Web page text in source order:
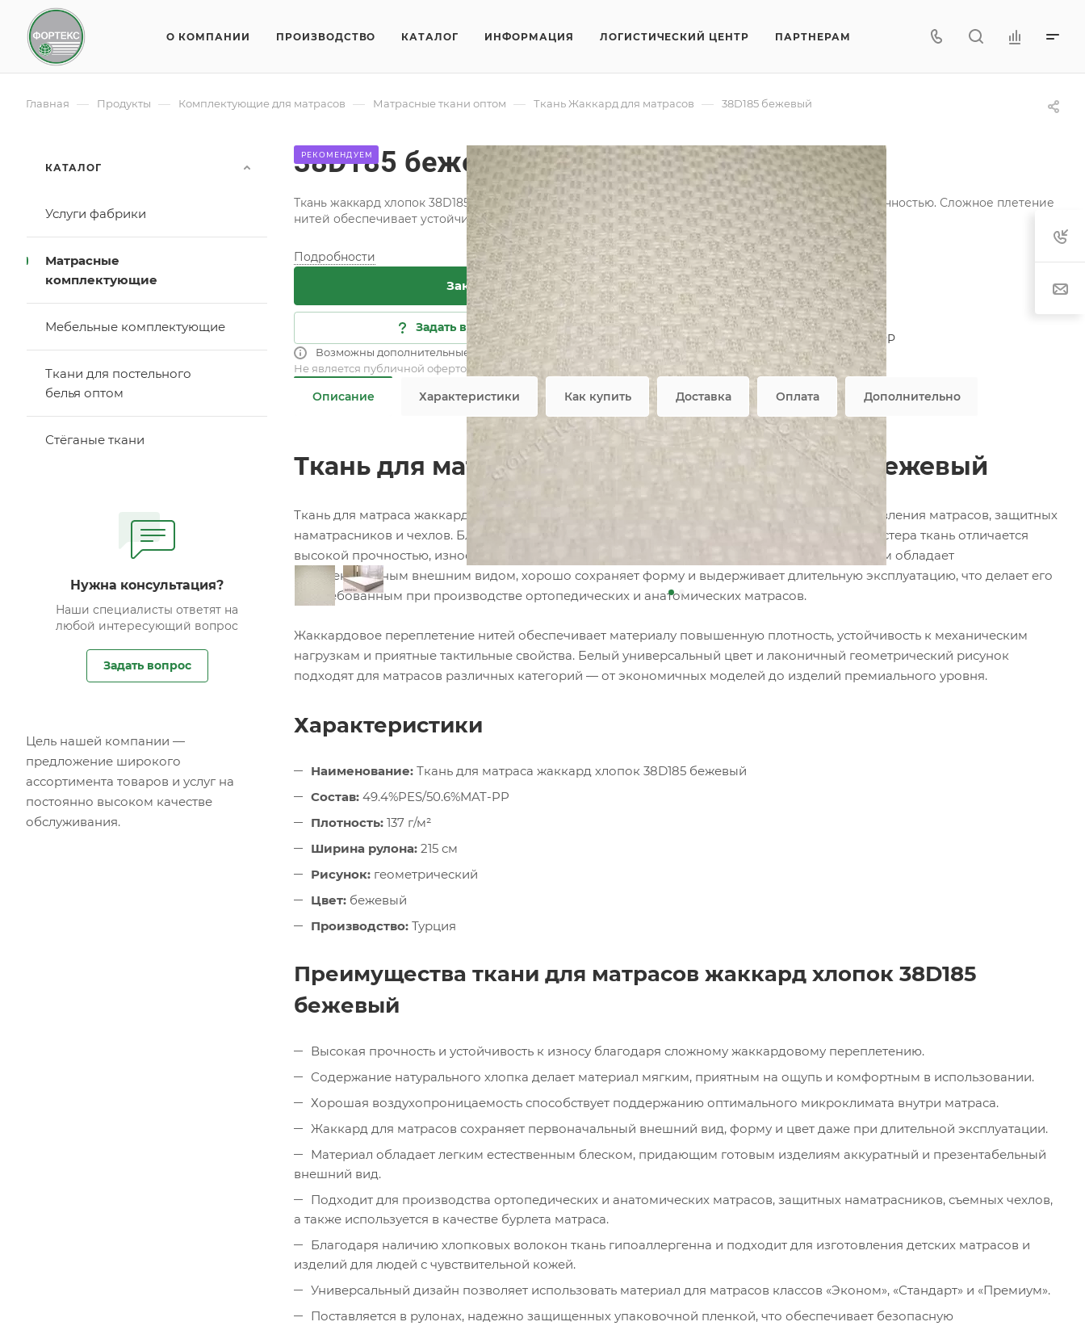
О КОМПАНИИ ПРОИЗВОДСТВО КАТАЛОГ ИНФОРМАЦИЯ ЛОГИСТИЧЕСКИЙ ЦЕНТР ПАРТНЕРАМ
Главная — Продукты — Комплектующие для матрасов — Матрасные ткани оптом — Ткань Жаккард для матрасов — 38D185 бежевый
РЕКОМЕНДУЕМ
38D185 бежевый
Ткань жаккард хлопок 38D185 бежевый отличается оригинальностью фактуры узора и особой прочностью. Сложное плетение
нитей обеспечивает устойчивость материала жаккард хлопок к деформации и износу.
Подробности
Заказать
Задать вопрос
Возможны дополнительные опции
Не является публичной офертой
Характеристики
Категория— Жаккард хлопок
Коллекция— Геометрия
Состав—
49.4%PES/50.6%MAT-PP
Все характеристики
Описание Характеристики Как купить Доставка Оплата Дополнительно
Ткань для матраса жаккард хлопок 38D185 бежевый
Ткань для матраса жаккард хлопок 38D185 бежевый оптом — качественная ткань для изготовления матрасов, защитных
наматрасников и чехлов. Благодаря оптимальному сочетанию натурального хлопка и полиэстера ткань отличается
высокой прочностью, износостойкостью и комфортной текстурой. Матрасный жаккард оптом обладает
привлекательным внешним видом, хорошо сохраняет форму и выдерживает длительную эксплуатацию, что делает его
востребованным при производстве ортопедических и анатомических матрасов.
Жаккардовое переплетение нитей обеспечивает материалу повышенную плотность, устойчивость к механическим
нагрузкам и приятные тактильные свойства. Белый универсальный цвет и лаконичный геометрический рисунок
подходят для матрасов различных категорий — от экономичных моделей до изделий премиального уровня.
Характеристики
Наименование: Ткань для матраса жаккард хлопок 38D185 бежевый
Состав: 49.4%PES/50.6%MAT-PP
Плотность: 137 г/м²
Ширина рулона: 215 см
Рисунок: геометрический
Цвет: бежевый
Производство: Турция
Преимущества ткани для матрасов жаккард хлопок 38D185
бежевый
Высокая прочность и устойчивость к износу благодаря сложному жаккардовому переплетению.
Содержание натурального хлопка делает материал мягким, приятным на ощупь и комфортным в использовании.
Хорошая воздухопроницаемость способствует поддержанию оптимального микроклимата внутри матраса.
Жаккард для матрасов сохраняет первоначальный внешний вид, форму и цвет даже при длительной эксплуатации.
Материал обладает легким естественным блеском, придающим готовым изделиям аккуратный и презентабельный
внешний вид.
Подходит для производства ортопедических и анатомических матрасов, защитных наматрасников, съемных чехлов,
а также используется в качестве бурлета матраса.
Благодаря наличию хлопковых волокон ткань гипоаллергенна и подходит для изготовления детских матрасов и
изделий для людей с чувствительной кожей.
Универсальный дизайн позволяет использовать материал для матрасов классов «Эконом», «Стандарт» и «Премиум».
Поставляется в рулонах, надежно защищенных упаковочной пленкой, что обеспечивает безопасную
КАТАЛОГ
Услуги фабрики
Матрасные
комплектующие
Мебельные комплектующие
Ткани для постельного
белья оптом
Стёганые ткани
Нужна консультация?
Наши специалисты ответят на
любой интересующий вопрос
Задать вопрос
Цель нашей компании —
предложение широкого
ассортимента товаров и услуг на
постоянно высоком качестве
обслуживания.